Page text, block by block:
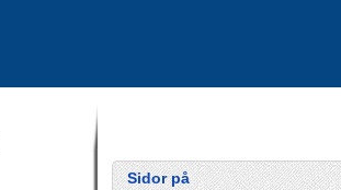
Sidor på